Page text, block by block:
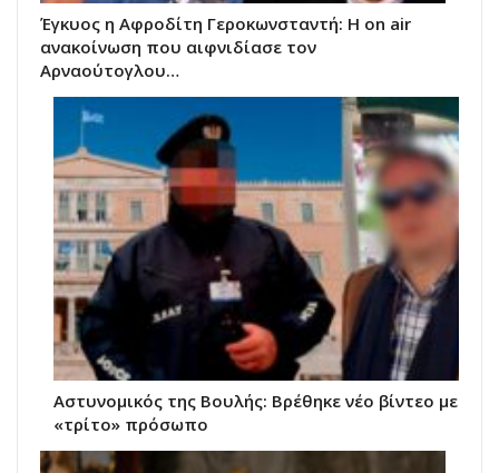
Έγκυος η Αφροδίτη Γεροκωνσταντή: Η on air
ανακοίνωση που αιφνιδίασε τον
Αρναούτογλου…
Αστυνομικός της Βουλής: Βρέθηκε νέο βίντεο με
«τρίτο» πρόσωπο